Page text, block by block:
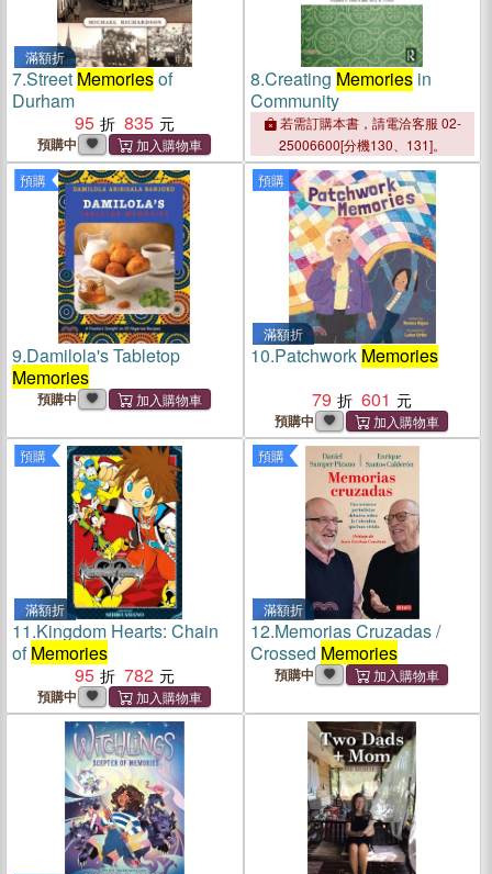
滿額折
7.Street Memoriesof
Durham
95
835
預購中
8.Creating Memoriesin
Community
若需訂購本書，請電洽客服 02-
25006600[分機130、131]。
預購
9.Damilola's Tabletop
Memories
預購中
預購
滿額折
10.Patchwork Memories
79
601
預購中
預購
滿額折
11.Kingdom Hearts: Chain
ofMemories
95
782
預購中
預購
滿額折
12.Memorias Cruzadas /
Crossed Memories
預購中